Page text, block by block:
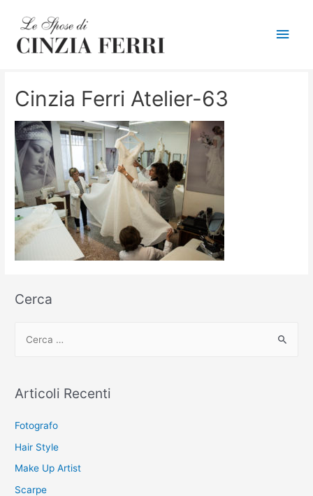
Cinzia Ferri Atelier-63
Cerca
c
:
Articoli Recenti
Fotografo
Hair Style
Make Up Artist
Scarpe